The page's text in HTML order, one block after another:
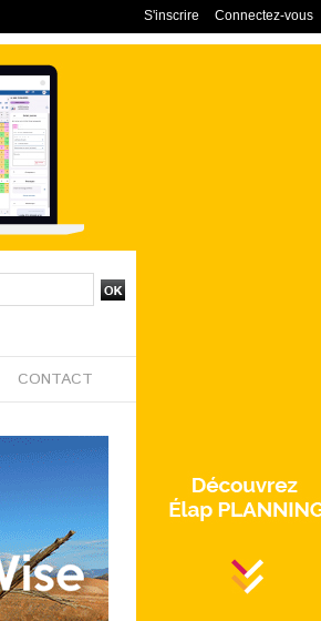
Connectez-vous
S'inscrire
CONTACT